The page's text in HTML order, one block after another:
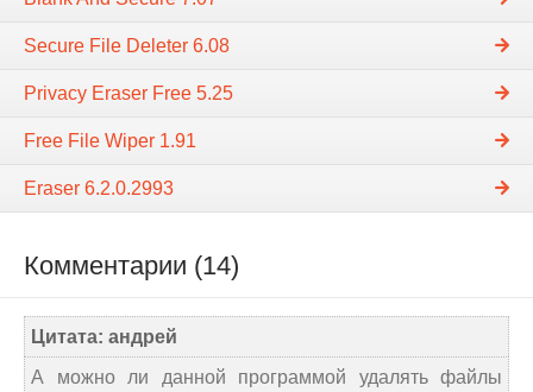
Secure File Deleter 6.08
Privacy Eraser Free 5.25
Free File Wiper 1.91
Eraser 6.2.0.2993
Комментарии (14)
Цитата: андрей
А можно ли данной программой удалять файлы